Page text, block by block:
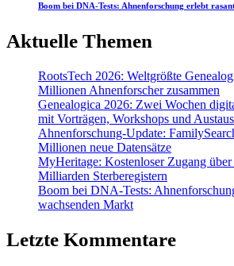
Boom bei DNA-Tests: Ahnenforschung erlebt
Aktuelle Themen
RootsTech 2026: Weltgrößte
Millionen Ahnenforscher zusammen
Genealogica 2026: Zwei Wochen
mit Vorträgen, Workshops und
Ahnenforschung-Update:
Millionen neue Datensätze
MyHeritage: Kostenloser Zugang
Milliarden Sterberegistern
Boom bei DNA-Tests:
wachsenden Markt
Letzte Kommentare